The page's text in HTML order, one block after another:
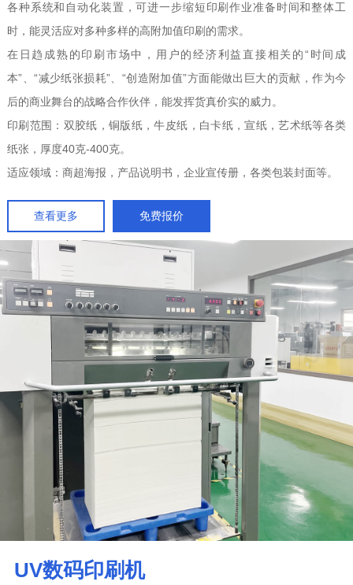
各种系统和自动化装置，可进一步缩短印刷作业准备时间和整体工
时，能灵活应对多种多样的高附加值印刷的需求。
在日趋成熟的印刷市场中，用户的经济利益直接相关的“时间成
本”、“减少纸张损耗”、“创造附加值”方面能做出巨大的贡献，作为今
后的商业舞台的战略合作伙伴，能发挥货真价实的威力。
印刷范围：双胶纸，铜版纸，牛皮纸，白卡纸，宣纸，艺术纸等各类
纸张，厚度40克-400克。
适应领域：商超海报，产品说明书，企业宣传册，各类包装封面等。
查看更多 免费报价
UV数码印刷机